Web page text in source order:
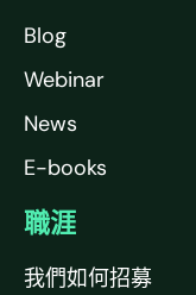
Blog
Webinar
News
E-books
職涯
我們如何招募